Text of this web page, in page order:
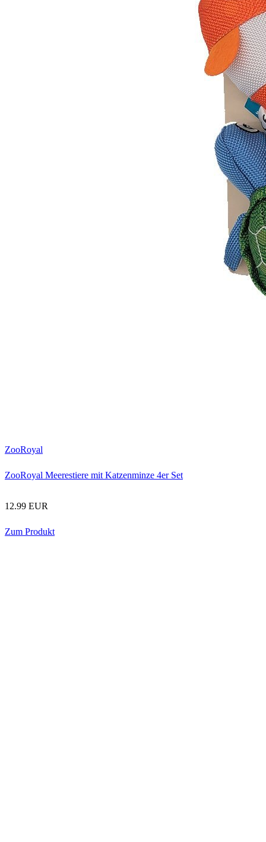
ZooRoyal
ZooRoyal Meerestiere mit Katzenminze 4er Set
12.99 EUR
Zum Produkt